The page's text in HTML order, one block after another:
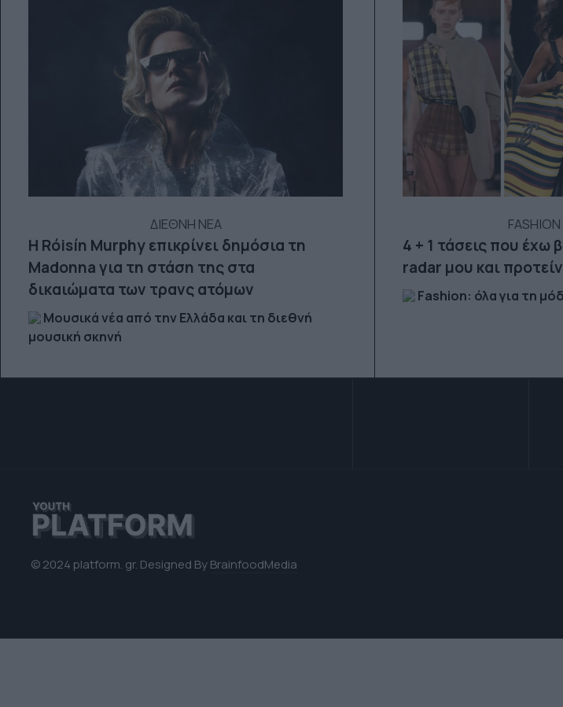
ΔΙΕΘΝΗ ΝΕΑ
Η Róisín Murphy επικρίνει δημόσια τη
Madonna για τη στάση της στα
δικαιώματα των τρανς ατόμων
Μουσικά νέα από την Ελλάδα και τη διεθνή
μουσική σκηνή
4 + 1 τάσεις που έχω
radar μου και
Fashion: όλα για τη
© 2024 platform. gr. Designed ByBrainfoodMedia